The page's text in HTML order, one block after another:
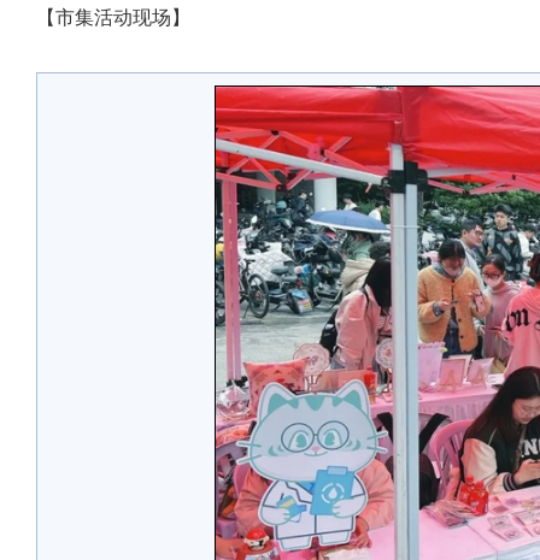
【市集活动现场】